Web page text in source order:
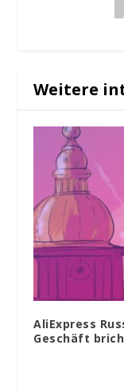
Weitere
AliExpress
Geschäft